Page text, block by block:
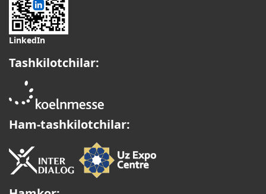
LinkedIn
Tashkilotchilar:
Ham-tashkilotchilar: